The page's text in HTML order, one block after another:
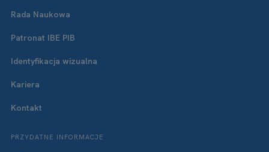
Rada Naukowa
Patronat IBE PIB
Identyfikacja wizualna
Kariera
Kontakt
PRZYDATNE INFORMACJE